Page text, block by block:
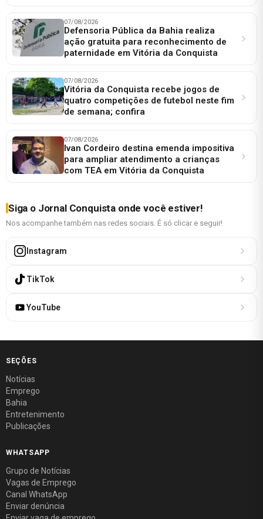
07/08/2026
Defensoria Pública da Bahia realiza
ação gratuita para reconhecimento de
paternidade em Vitória da Conquista
07/08/2026
Vitória da Conquista recebe jogos de
quatro competições de futebol neste fim
de semana; confira
07/08/2026
Ivan Cordeiro destina emenda impositiva
para ampliar atendimento a crianças
com TEA em Vitória da Conquista
Siga o Jornal Conquista onde você estiver!
Nos acompanhe também nas redes sociais. É só clicar e seguir!
Instagram
TikTok
YouTube
SEÇÕES
Notícias
Emprego
Bahia
Entretenimento
Publicações
WHATSAPP
Grupo de Notícias
Vagas de Emprego
Canal WhatsApp
Enviar denúncia